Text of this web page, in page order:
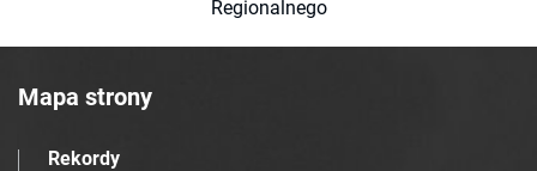
Regionalnego
Mapa strony
Rekordy